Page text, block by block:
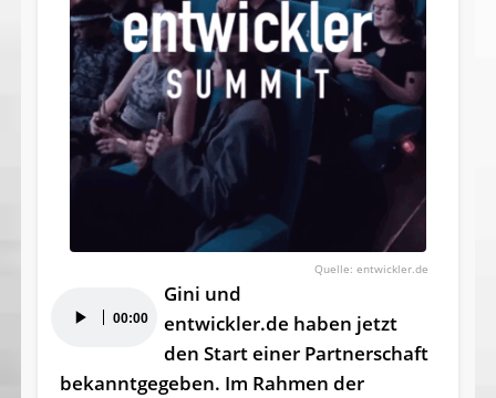
entwickler.de
Player 00:00
Gini und
entwickler.de haben jetzt
den Start einer Partnerschaft
bekanntgegeben. Im Rahmen der